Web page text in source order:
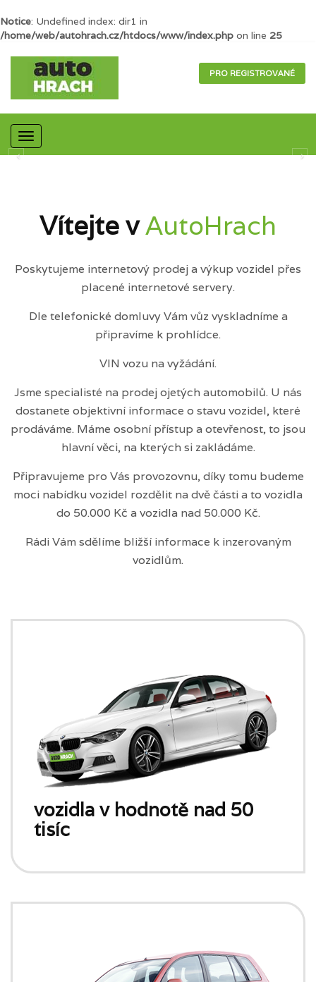
Notice: Undefined index: dir1 in
/home/web/autohrach.cz/htdocs/www/index.php on line 25
PRO REGISTROVANÉ
Mobilní
navigace
Vítejte vAutoHrach
Poskytujeme internetový prodej a výkup vozidel přes
placené internetové servery.
Dle telefonické domluvy Vám vůz vyskladníme a
připravíme k prohlídce.
VIN vozu na vyžádání.
Jsme specialisté na prodej ojetých automobilů. U nás
dostanete objektivní informace o stavu vozidel, které
prodáváme. Máme osobní přístup a otevřenost, to jsou
hlavní věci, na kterých si zakládáme.
Připravujeme pro Vás provozovnu, díky tomu budeme
moci nabídku vozidel rozdělit na dvě části a to vozidla
do 50.000 Kč a vozidla nad 50.000 Kč.
Rádi Vám sdělíme bližší informace k inzerovaným
vozidlům.
vozidla v hodnotě nad 50
tisíc